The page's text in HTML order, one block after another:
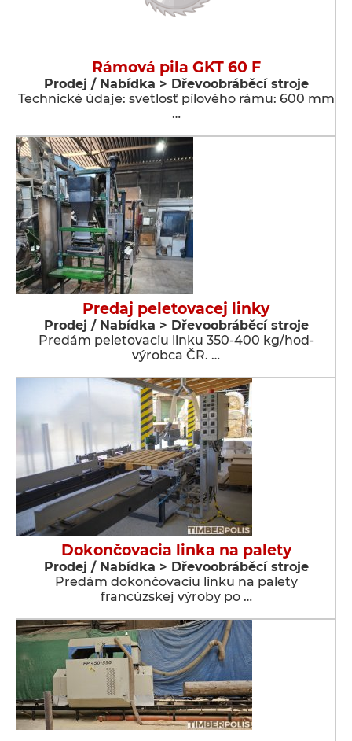
Rámová pila GKT 60 F
Prodej / Nabídka > Dřevoobráběcí stroje
Technické údaje: svetlosť pílového rámu: 600 mm
…
Predaj peletovacej linky
Prodej / Nabídka > Dřevoobráběcí stroje
Predám peletovaciu linku 350-400 kg/hod-
výrobca ČR. …
Dokončovacia linka na palety
Prodej / Nabídka > Dřevoobráběcí stroje
Predám dokončovaciu linku na palety
francúzskej výroby po …